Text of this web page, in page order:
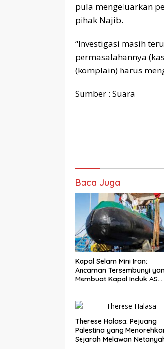
pula mengeluarkan
pihak Najib.
“Investigasi masih
permasalahannya
(komplain) harus
Sumber : Suara
Baca Juga
Kapal Selam Mini Iran:
Ancaman Tersembunyi
Membuat Kapal Induk AS
Therese Halasa: Pejuang
Palestina yang
Sejarah Melawan